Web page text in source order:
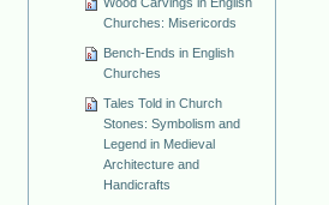
Churches: Misericords
Bench-Ends in English
Churches
Tales Told in Church
Stones: Symbolism and
Legend in Medieval
Architecture and
Handicrafts